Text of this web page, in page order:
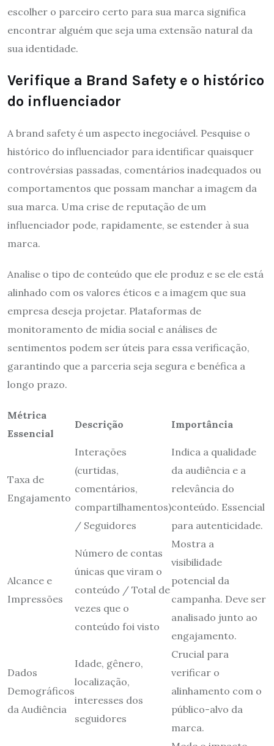
escolher o parceiro certo para sua marca significa
encontrar alguém que seja uma extensão natural da
sua identidade.
Verifique a Brand Safety e o histórico
do influenciador
A brand safety é um aspecto inegociável. Pesquise o
histórico do influenciador para identificar quaisquer
controvérsias passadas, comentários inadequados ou
comportamentos que possam manchar a imagem da
sua marca. Uma crise de reputação de um
influenciador pode, rapidamente, se estender à sua
marca.
Analise o tipo de conteúdo que ele produz e se ele está
alinhado com os valores éticos e a imagem que sua
empresa deseja projetar. Plataformas de
monitoramento de mídia social e análises de
sentimentos podem ser úteis para essa verificação,
garantindo que a parceria seja segura e benéfica a
longo prazo.
Métrica
Essencial
Descrição Importância
Taxa de
Engajamento
Interações
(curtidas,
comentários,
compartilhamentos)
/ Seguidores
Indica a qualidade
da audiência e a
relevância do
conteúdo. Essencial
para autenticidade.
Alcance e
Impressões
Número de contas
únicas que viram o
conteúdo / Total de
vezes que o
conteúdo foi visto
Mostra a
visibilidade
potencial da
campanha. Deve ser
analisado junto ao
engajamento.
Dados
Demográficos
da Audiência
Idade, gênero,
localização,
interesses dos
seguidores
Crucial para
verificar o
alinhamento com o
público-alvo da
marca.